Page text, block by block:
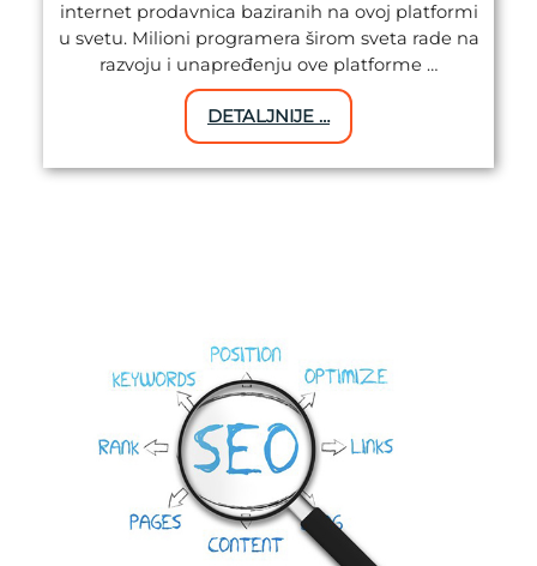
internet prodavnica baziranih na ovoj platformi
u svetu. Milioni programera širom sveta rade na
razvoju i unapređenju ove platforme …
DETALJNIJE …